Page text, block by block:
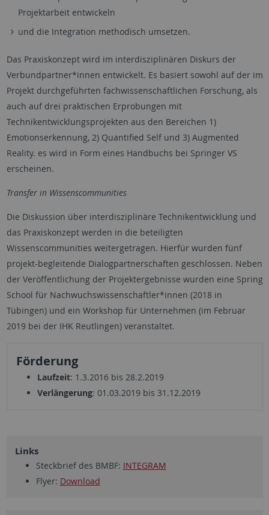
Projektarbeit entwickeln
und die Integration methodisch umsetzen.
Das Praxiskonzept wird im interdisziplinären Diskurs der
Verbundpartner*innen entwickelt. Es basiert sowohl auf der im
Projekt durchgeführten fachwissenschaftlichen Forschung, als
auch auf drei praktischen Erprobungen mit
Technikentwicklungsprojekten aus den Bereichen 1)
Emotionserkennung, 2) Quantified Self und 3) Augmented
Reality. es wird in Form eines Handbuchs bei Springer VS
erscheinen.
Transfer in Wissenscommunities
Die Diskussion über interdisziplinäre Technikentwicklung und
das Praxiskonzept werden in die beteiligten
Wissenscommunities weitergetragen. Hierfür wurden fünf
projekt-begleitende Dialogpartnerschaften geschlossen. Neben
der Veröffentlichung der Projektergebnisse wurden eine Spring
School für Nachwuchswissenschaftler*innen (2018 in
Tübingen) und ein Workshop für Unternehmen (im Februar
2019 bei der IHK Reutlingen) veranstaltet.
Förderung
Laufzeit: 1.3.2016 bis 28.2.2019
Verlängerung: 01.03.2019 bis 31.12.2019
Links
Steckbrief des BMBF: INTEGRAM
Flyer: Download